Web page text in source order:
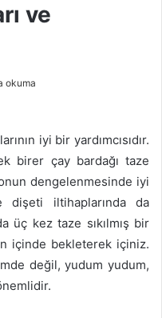
ve
okuma
iyi bir yardımcısıdır.
birer çay bardağı taze
dengelenmesinde iyi
iltihaplarında da
üç kez taze sıkılmış bir
içinde bekleterek içiniz.
değil, yudum yudum,